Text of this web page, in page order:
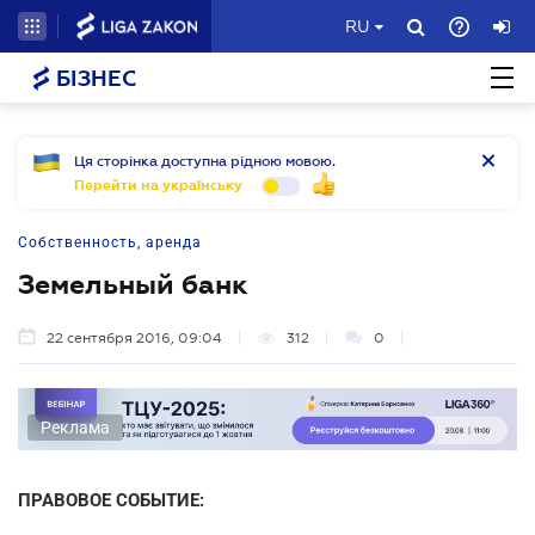
RU
БІЗНЕС
Ця сторінка доступна рідною мовою.
Перейти на українську
Собственность, аренда
Земельный банк
22 сентября 2016, 09:04 312 0
Реклама
ПРАВОВОЕ СОБЫТИЕ: